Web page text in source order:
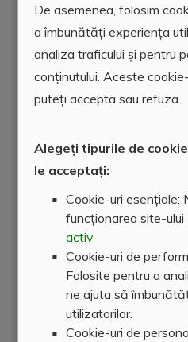
De asemenea, folosim
a îmbunătăți experiența
analiza traficului și pentru
conținutului. Aceste
puteți accepta sau refuza.
Alegeți tipurile de
le acceptați:
Cookie-uri esențiale:
funcționarea site-ului
activ
Cookie-uri de
Folosite pentru a
ne ajuta să
utilizatorilor.
Cookie-uri de